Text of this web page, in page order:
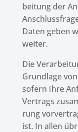
bei­tung der
Daten geben
weiter.
Die
Grund­lage
sofern Ihre
Vertrags
rung
ist. In allen